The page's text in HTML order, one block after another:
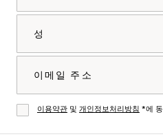
동의
이용약관 및 개인정보처리방침 *에